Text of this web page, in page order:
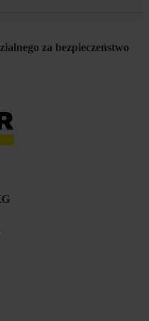
za bezpieczeństwo